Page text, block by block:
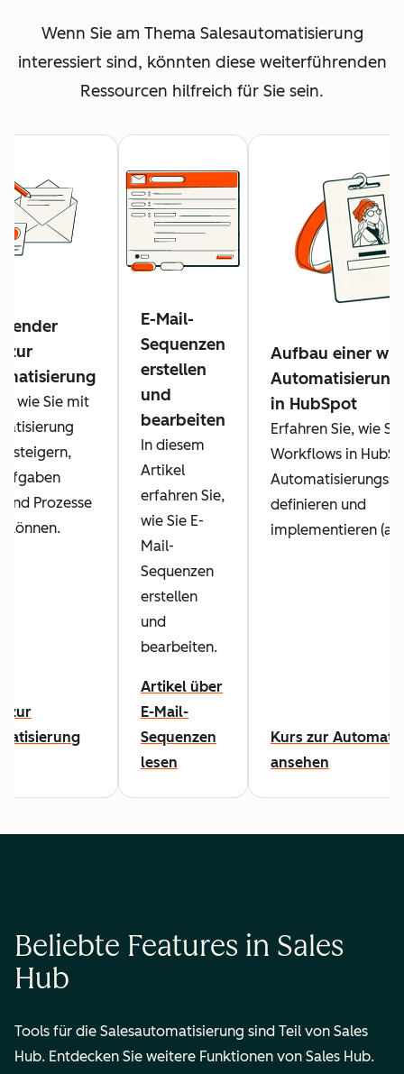
Wenn Sie am Thema Salesautomatisierung
interessiert sind, könnten diese weiterführenden
Ressourcen hilfreich für Sie sein.
zur
wie Sie mit
steigern,
Prozesse
können.
zur
E-Mail-
Sequenzen
erstellen
und
bearbeiten
In diesem
Artikel
erfahren Sie,
wie Sie E-
Mail-
Sequenzen
erstellen
und
bearbeiten.
Artikel über
E-Mail-
Sequenzen
lesen
Aufbau einer
in HubSpot
Erfahren Sie, wie
Workflows in
definieren und
implementieren
Kurs zur
ansehen
Beliebte Features in Sales
Hub
Tools für die Salesautomatisierung sind Teil von Sales
Hub. Entdecken Sie weitere Funktionen von Sales Hub.